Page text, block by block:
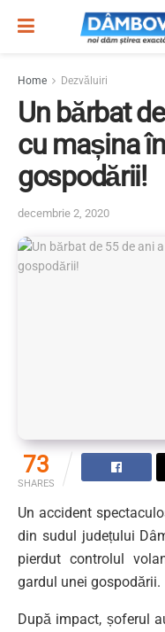
Home Dezvăluiri
Un bărbat
cu mașina
gospodării!
decembrie 2, 2020
73
SHARES
Un accident
din sudul județului
pierdut controlul
gardul unei gospodării.
După impact, șoferul